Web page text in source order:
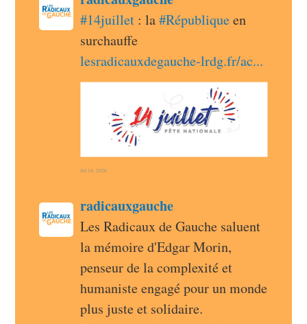
radicauxgauche avatar
#14juillet : la #République en
surchauffe
lesradicauxdegauche-lrdg.fr/ac
Jul 14, 2026
radicauxgauche avatar
radicauxgauchepost
Les Radicaux de Gauche saluent
la mémoire d'Edgar Morin,
penseur de la complexité et
humaniste engagé pour un monde
plus juste et solidaire.